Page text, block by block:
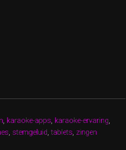
, karaoke-apps, karaoke-ervaring,
, stemgeluid,tablets, zingen